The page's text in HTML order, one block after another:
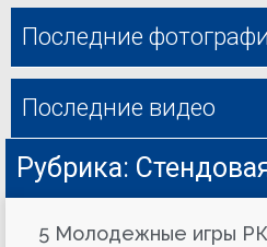
Рубрика:
5 Молодежные игры
Последние
Последние видео